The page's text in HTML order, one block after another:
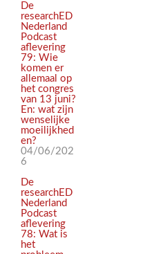
De
researchED
Nederland
Podcast
aflevering
79: Wie
komen er
allemaal op
het congres
van 13 juni?
En: wat zijn
wenselijke
moeilijkhed
en?
04/06/202
6
De
researchED
Nederland
Podcast
aflevering
78: Wat is
het